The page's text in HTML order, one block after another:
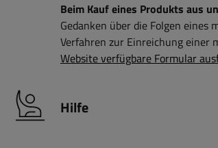
Beim Kauf eines Produkts aus
Gedanken über die Folgen
Verfahren zur Einreichung einer
Website verfügbare Formular
Hilfe